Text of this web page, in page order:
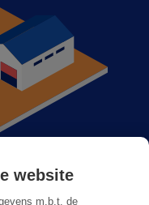
région
website
m.b.t. de